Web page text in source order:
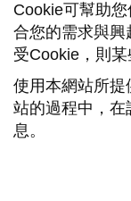
Cookie可幫助
合您的需求與
受Cookie，則某
使用本網站所提
站的過程中，
息。